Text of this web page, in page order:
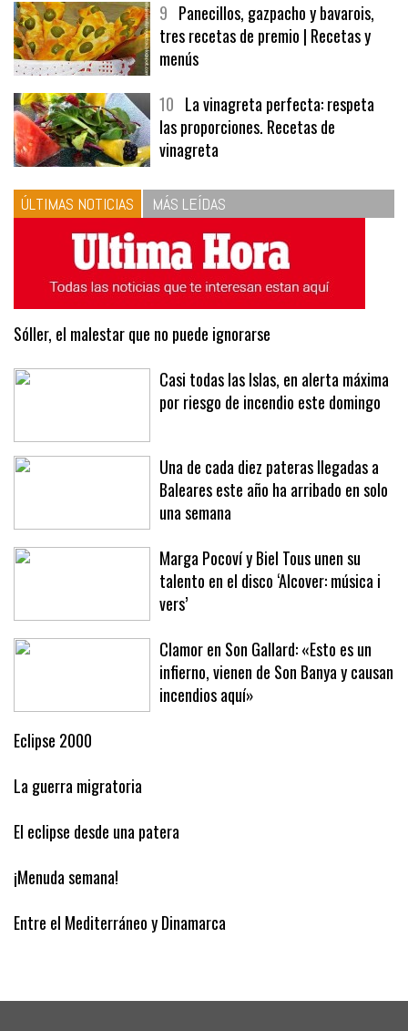
9 Panecillos, gazpacho y bavarois,
tres recetas de premio | Recetas y
menús
10 La vinagreta perfecta: respeta
las proporciones. Recetas de
vinagreta
ÚLTIMAS NOTICIAS MÁS LEÍDAS
Sóller, el malestar que no puede ignorarse
Casi todas las Islas, en alerta máxima
por riesgo de incendio este domingo
Una de cada diez pateras llegadas a
Baleares este año ha arribado en solo
una semana
Marga Pocoví y Biel Tous unen su
talento en el disco ‘Alcover: música i
vers’
Clamor en Son Gallard: «Esto es un
infierno, vienen de Son Banya y causan
incendios aquí»
Eclipse 2000
La guerra migratoria
El eclipse desde una patera
¡Menuda semana!
Entre el Mediterráneo y Dinamarca